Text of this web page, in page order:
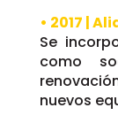
• 2017 |
Se
como
nuevos